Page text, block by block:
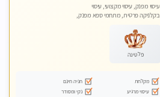
עיסוי מפנק, עיסוי מקצועי, עיסוי
בקלניקה פרטית, מתחמי ספא מפנק,
פלטינה
מקלחת
חניה חינם
עיסוי מרגיע
נקי ומסודר